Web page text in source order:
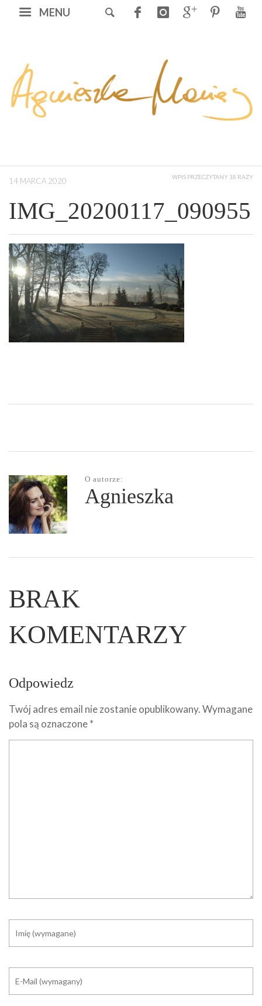
MENU
14 MARCA 2020 WPIS PRZECZYTANY 18 RAZY
IMG_20200117_090955
O autorze:
Agnieszka
BRAK
KOMENTARZY
Odpowiedz
Twój adres email nie zostanie opublikowany.Wymagane
pola są oznaczone*